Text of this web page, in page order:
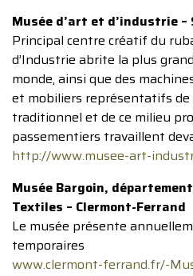
Musée d’art et d’industrie
Principal centre créatif du
d’Industrie abrite la plus
monde, ainsi que des
et mobiliers représentatifs de
traditionnel et de ce milieu
passementiers travaillent
http://www.musee-art-
Musée Bargoin,
Textiles – Clermont-Ferrand
Le musée présente
temporaires
www.clermont-ferrand.fr/-